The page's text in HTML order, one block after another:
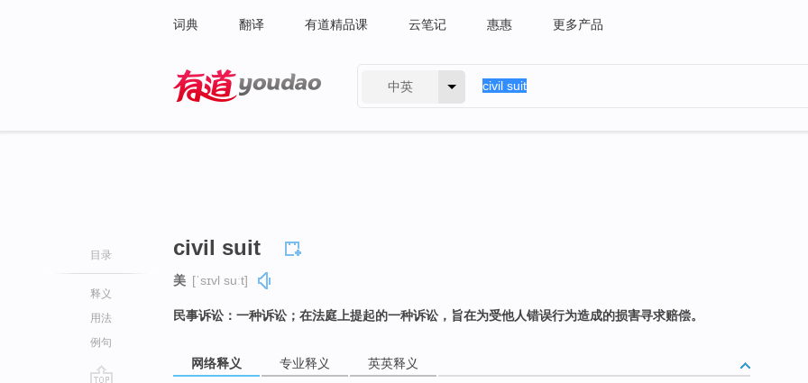
词典 翻译 有道精品课 云笔记 惠惠 更多产品
中英
目录
释义
用法
例句
civil suit
美 [ˈsɪvl suːt]
民事诉讼：一种诉讼；在法庭上提起的一种诉讼，旨在为受他人错误行为造成的损害寻求赔偿。
网络释义 专业释义 英英释义